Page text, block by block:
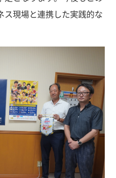
ス現場と連携した実践的な